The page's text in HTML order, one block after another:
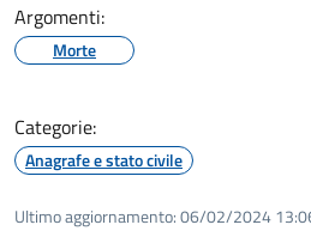
Argomenti:
Morte
Categorie:
Anagrafe e stato civile
Ultimo aggiornamento:06/02/2024